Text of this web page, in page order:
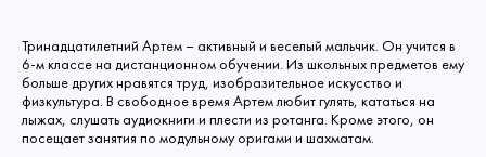
Тринадцатилетний Артем – активный и веселый мальчик. Он учится в
6-м классе на дистанционном обучении. Из школьных предметов ему
больше других нравятся труд, изобразительное искусство и
физкультура. В свободное время Артем любит гулять, кататься на
лыжах, слушать аудиокниги и плести из ротанга. Кроме этого, он
посещает занятия по модульному оригами и шахматам.